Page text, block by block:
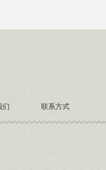
们 联系方式